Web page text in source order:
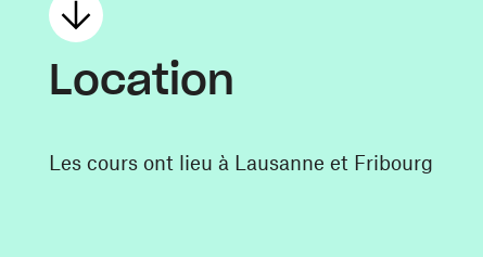
Location
Les cours ont lieu à Lausanne et Fribourg